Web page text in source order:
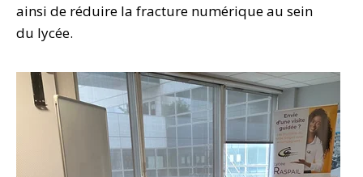
ainsi de réduire la fracture numérique au sein
du lycée.